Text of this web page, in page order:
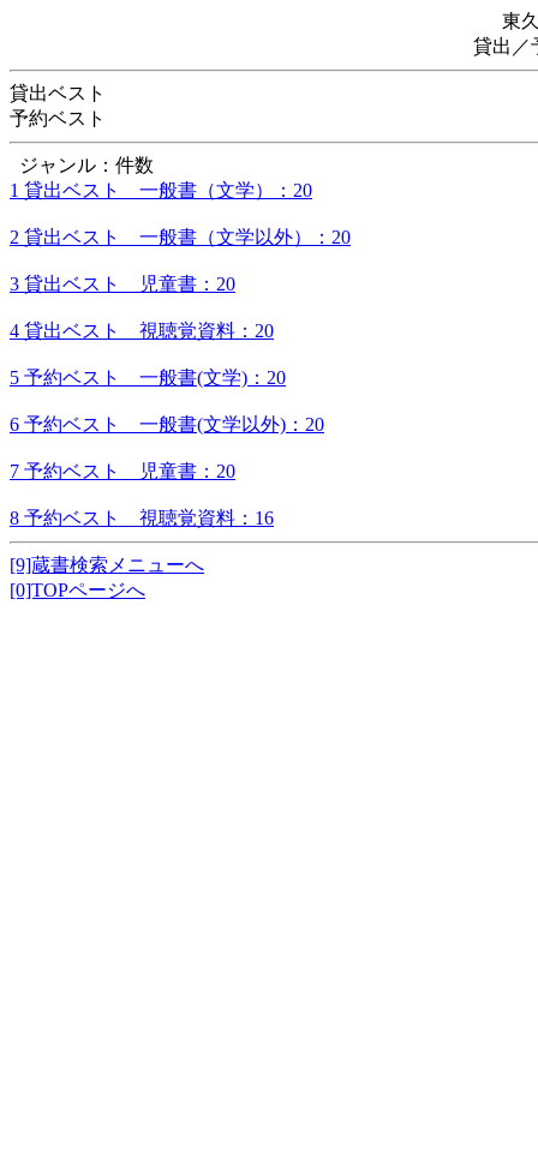
東
貸出／
貸出ベスト
予約ベスト
ジャンル：件数
1 貸出ベスト 一般書（文学）：20
2 貸出ベスト 一般書（文学以外）：20
3 貸出ベスト 児童書：20
4 貸出ベスト 視聴覚資料：20
5 予約ベスト 一般書(文学)：20
6 予約ベスト 一般書(文学以外)：20
7 予約ベスト 児童書：20
8 予約ベスト 視聴覚資料：16
[9]蔵書検索メニューへ
[0]TOPページへ